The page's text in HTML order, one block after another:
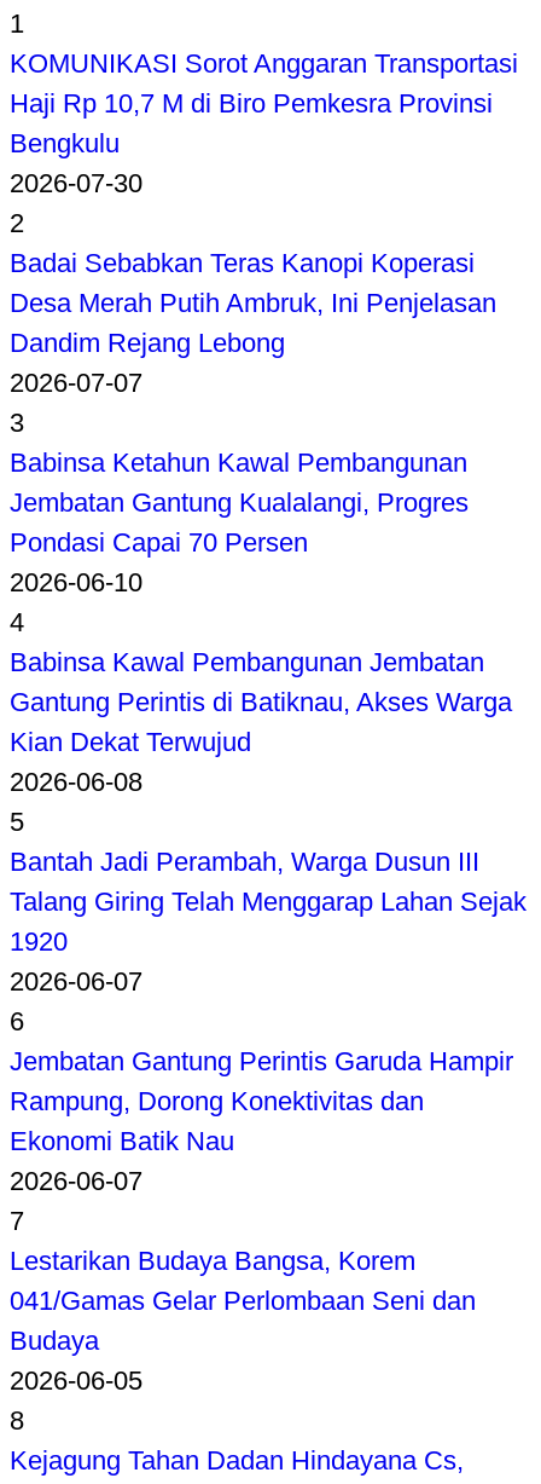
1
KOMUNIKASI Sorot Anggaran Transportasi
Haji Rp 10,7 M di Biro Pemkesra Provinsi
Bengkulu
2026-07-30
2
Badai Sebabkan Teras Kanopi Koperasi
Desa Merah Putih Ambruk, Ini Penjelasan
Dandim Rejang Lebong
2026-07-07
3
Babinsa Ketahun Kawal Pembangunan
Jembatan Gantung Kualalangi, Progres
Pondasi Capai 70 Persen
2026-06-10
4
Babinsa Kawal Pembangunan Jembatan
Gantung Perintis di Batiknau, Akses Warga
Kian Dekat Terwujud
2026-06-08
5
Bantah Jadi Perambah, Warga Dusun III
Talang Giring Telah Menggarap Lahan Sejak
1920
2026-06-07
6
Jembatan Gantung Perintis Garuda Hampir
Rampung, Dorong Konektivitas dan
Ekonomi Batik Nau
2026-06-07
7
Lestarikan Budaya Bangsa, Korem
041/Gamas Gelar Perlombaan Seni dan
Budaya
2026-06-05
8
Kejagung Tahan Dadan Hindayana Cs,